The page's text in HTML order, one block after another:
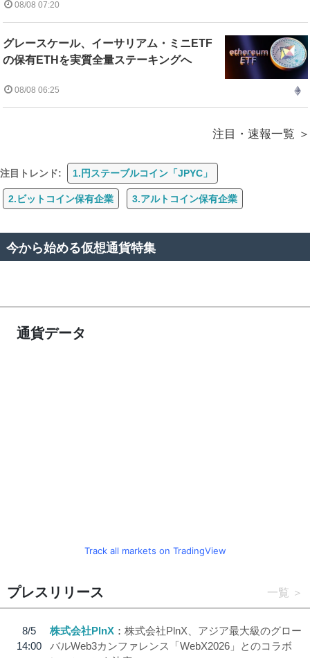
08/08 07:20
グレースケール、イーサリアム・ミニETF
の保有ETHを実質全量ステーキングへ
08/08 06:25
注目・速報一覧
注目トレンド: 1.円ステーブルコイン「JPYC」
2.ビットコイン保有企業 3.アルトコイン保有企業
今から始める仮想通貨特集
通貨データ
Track all markets on TradingView
プレスリリース 一覧
8/5
14:00
株式会社PlnX
株式会社PlnX、アジア最大級のグロー
バルWeb3カンファレンス「WebX2026」とのコラボ